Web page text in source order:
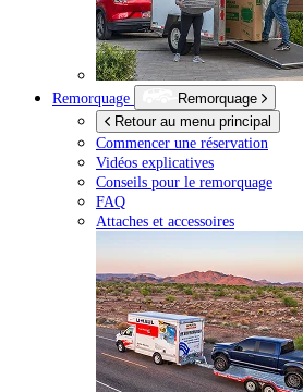
Remorquage
Remorquage
Retour au menu principal
Commencer une réservation
Vidéos explicatives
Conseils pour le remorquage
FAQ
Attaches et accessoires